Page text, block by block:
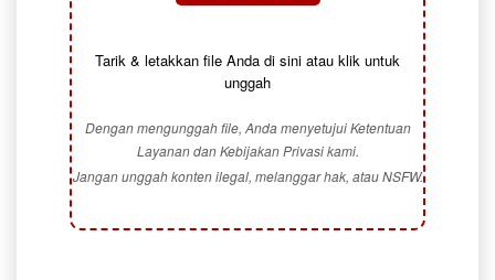
Tarik & letakkan file Anda di sini atau klik untuk
unggah
Dengan mengunggah file, Anda menyetujui Ketentuan
Layanan dan Kebijakan Privasi kami.
Jangan unggah konten ilegal, melanggar hak, atau NSFW.